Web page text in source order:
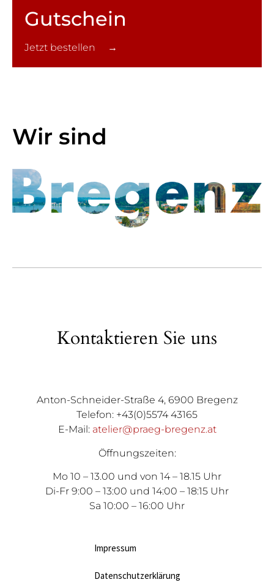
Gutschein
Jetzt bestellen →
Wir sind
Kontaktieren Sie uns
Anton-Schneider-Straße 4, 6900 Bregenz
Telefon: +43(0)5574 43165
E-Mail: atelier@praeg-bregenz.at
Öffnungszeiten:
Mo 10 – 13.00 und von 14 – 18.15 Uhr
Di-Fr 9:00 – 13:00 und 14:00 – 18:15 Uhr
Sa 10:00 – 16:00 Uhr
Impressum
Datenschutzerklärung